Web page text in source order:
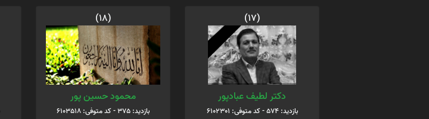
(17)
دکتر لطیف عبادپور
بازدید: 574 - کد متوفی: 6102301
(18)
محمود حسین پور
بازدید: 375 - کد متوفی: 6103518